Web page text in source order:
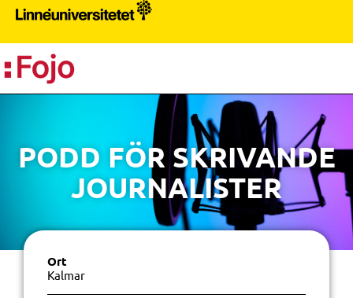
PODD FÖR SKRIVANDE
JOURNALISTER
Ort
Kalmar